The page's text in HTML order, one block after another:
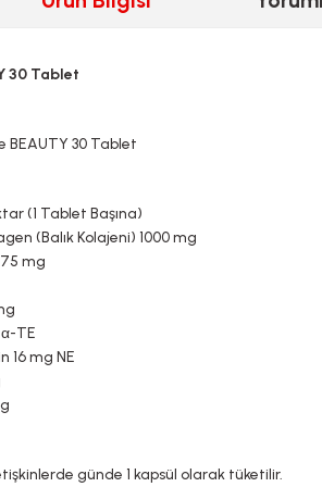
30 Tablet
BEAUTY 30 Tablet
(1 Tablet Başına)
(Balık Kolajeni) 1000 mg
mg
TE
16 mg NE
günde 1 kapsül olarak tüketilir.